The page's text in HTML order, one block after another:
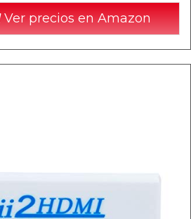
Ver precios en Amazon